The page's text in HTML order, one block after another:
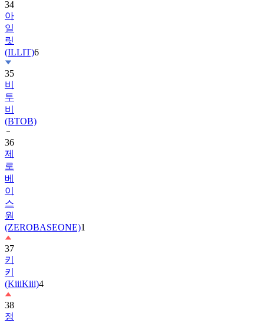
일
릿
(ILLIT)
35
비
투
비
(BTOB)
36
제
로
베
이
스
원
(ZEROBASEONE)
37
키
키
(KiiiKiii)
38
정
해
인